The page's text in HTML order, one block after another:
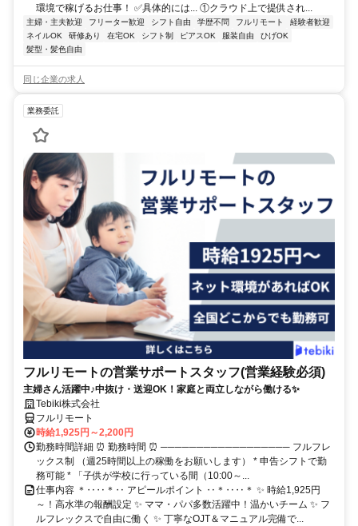
環境で稼げるお仕事！ ✅具体的には... ①クラウド上で提供され...
主婦・主夫歓迎 フリーター歓迎 シフト自由 学歴不問 フルリモート
経験者歓迎
ネイルOK
研修あり 在宅OK シフト制 ピアスOK 服装自由
ひげOK
髪型・髪色自由
同じ企業の求人
業務委託
フルリモートの営業サポートスタッフ(営業経験必須)
主婦さん活躍中♪中抜け・送迎OK！家庭と両立しながら働ける✨
Tebiki株式会社
フルリモート
時給1,925円～2,200円
勤務時間詳細 ⏰ 勤務時間 ⏰ ────────────────── フルフレ
ックス制 （週25時間以上の稼働をお願いします） * 申告シフトで勤
務可能 * 「子供が学校に行っている間（10:00～...
仕事内容 ＊‥‥＊‥ アピールポイント ‥＊‥‥＊ ✨ 時給1,925円
～！高水準の報酬設定 ✨ ママ・パパ多数活躍中！温かいチーム ✨ フ
ルフレックスで自由に働く ✨ 丁寧なOJT＆マニュアル完備で...